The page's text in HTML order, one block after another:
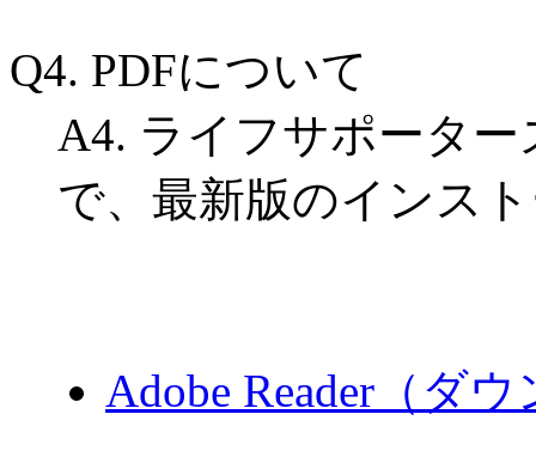
Q4. PDFについて
A4. ライフサポータ
で、最新版のインス
Adobe Reader（ダ